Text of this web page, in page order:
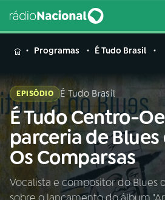
MENU
Buscar
na
Rádio
Nacional
Buscar
AO VIVO
Programas É Tudo Brasil
EPISÓDIO É Tudo Brasil
É Tudo Centro-
parceria de Blues
Os Comparsas
Vocalista e compositor do Blues